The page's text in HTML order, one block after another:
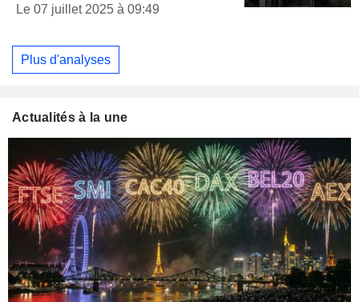
Le 07 juillet 2025 à 09:49
Plus d'analyses
Actualités à la une